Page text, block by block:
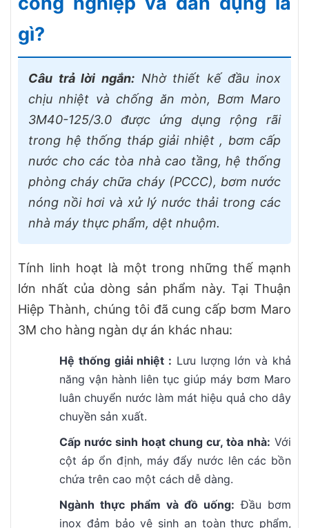
gì?
Câu trả lời ngắn:Nhờ thiết kế đầu inox
chịu nhiệt và chống ăn mòn, Bơm Maro
3M40-125/3.0 được ứng dụng rộng rãi
trong hệ thống tháp giải nhiệt , bơm cấp
nước cho các tòa nhà cao tầng, hệ thống
phòng cháy chữa cháy (PCCC), bơm nước
nóng nồi hơi và xử lý nước thải trong các
nhà máy thực phẩm, dệt nhuộm.
Tính linh hoạt là một trong những thế mạnh
lớn nhất của dòng sản phẩm này. Tại Thuận
Hiệp Thành, chúng tôi đã cung cấp bơm Maro
3M cho hàng ngàn dự án khác nhau:
Hệ thống giải nhiệt : Lưu lượng lớn và khả
năng vận hành liên tục giúp máy bơm Maro
luân chuyển nước làm mát hiệu quả cho dây
chuyền sản xuất.
Cấp nước sinh hoạt chung cư, tòa nhà: Với
cột áp ổn định, máy đẩy nước lên các bồn
chứa trên cao một cách dễ dàng.
Ngành thực phẩm và đồ uống: Đầu bơm
inox đảm bảo vệ sinh an toàn thực phẩm,